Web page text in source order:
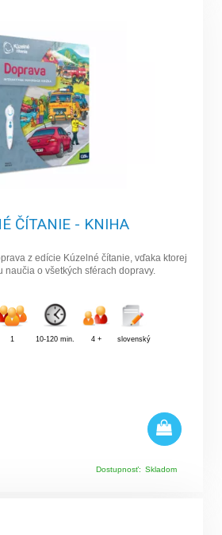
ČÍTANIE - KNIHA
z edície Kúzelné čítanie, vďaka ktorej
naučia o všetkých sférach dopravy.
1 10-120 min. 4 + slovenský
Dostupnosť: Skladom